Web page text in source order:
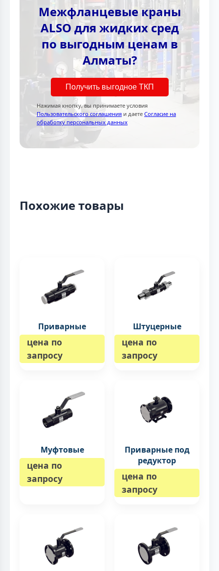
Межфланцевые краны
ALSO для жидких сред
по выгодным ценам в
Алматы?
Получить выгодное ТКП
Нажимая кнопку, вы принимаете условия
Пользовательского соглашения и даете Согласие на
обработку персональных данных
Похожие товары
Приварные
цена по
запросу
Штуцерные
цена по
запросу
Муфтовые
цена по
запросу
Приварные под
редуктор
цена по
запросу